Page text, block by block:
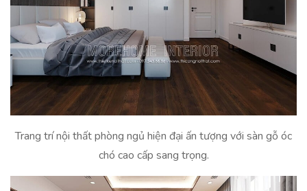
Trang trí nội thất phòng ngủ hiện đại ấn tượng với sàn gỗ óc
chó cao cấp sang trọng.